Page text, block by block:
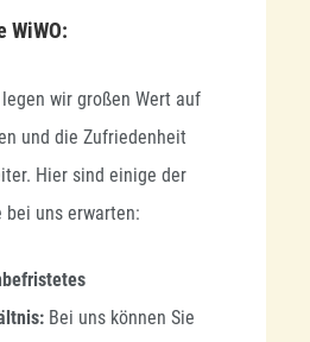
WiWO:
wir großen Wert auf
und die Zufriedenheit
Hier sind einige der
bei uns erwarten:
Bei uns können Sie